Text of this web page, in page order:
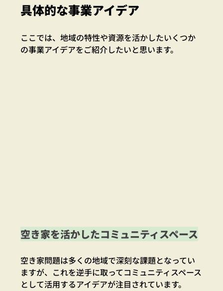
具体的な事業アイデア
ここでは、地域の特性や資源を活かしたいくつか
の事業アイデアをご紹介したいと思います。
空き家を活かしたコミュニティスペース
空き家問題は多くの地域で深刻な課題となってい
ますが、これを逆手に取ってコミュニティスペース
として活用するアイデアが注目されています。